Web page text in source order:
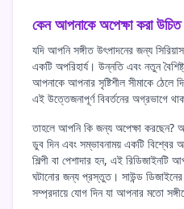
কেন আপনাকে অপেক্ষা করা
যদি আপনি সঙ্গীত উৎপাদনের জন্য
একটি অপরিহার্য। উন্নতি এবং নতুন
আপনাকে আপনার সৃষ্টিশীল সীমাকে ঠেলে
এই উত্তেজনাপূর্ণ বিবর্তনের অগ্রভাগে
তাহলে আপনি কি জন্য অপেক্ষা করছেন?
ডুব দিন এবং সম্ভাবনাময় একটি
শিল্পী বা পেশাদার হন, এই রিডিজাইনটি
ঘটানোর জন্য প্রস্তুত। সাউন্ড
সম্প্রদায়ে যোগ দিন যা আপনার মতো